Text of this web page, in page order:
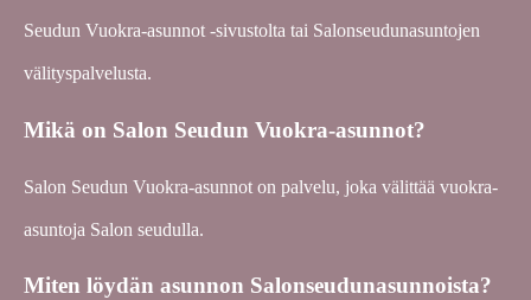
Seudun Vuokra-asunnot -sivustolta tai Salonseudunasuntojen
välityspalvelusta.
Mikä on Salon Seudun Vuokra-asunnot?
Salon Seudun Vuokra-asunnot on palvelu, joka välittää vuokra-
asuntoja Salon seudulla.
Miten löydän asunnon Salonseudunasunnoista?